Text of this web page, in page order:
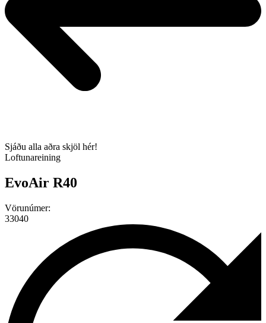
Sjáðu alla aðra skjöl hér!
Loftunareining
EvoAir R40
Vörunúmer:
33040